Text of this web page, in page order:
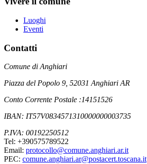
Luoghi
Eventi
Contatti
Comune di Anghiari
Piazza del Popolo 9, 52031 Anghiari AR
Conto Corrente Postale :14151526
IBAN: IT57V0834571310000000003735
P.IVA: 00192250512
Tel: +390575789522
Email: protocollo@comune.anghiari.ar.it
PEC: comune.anghiari.ar@postacert.toscana.it